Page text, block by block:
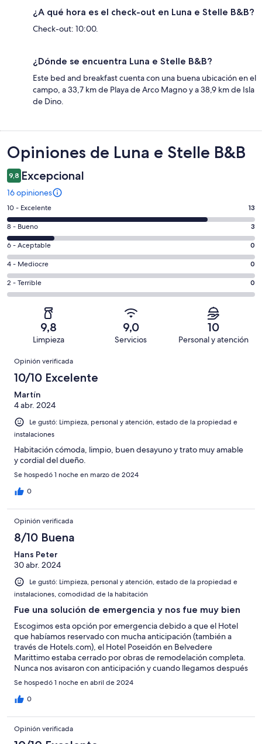
¿A qué hora es el check-out en Luna e Stelle B&B?
Check-out: 10:00.
¿Dónde se encuentra Luna e Stelle B&B?
Este bed and breakfast cuenta con una buena ubicación en el
campo, a 33,7 km de Playa de Arco Magno y a 38,9 km de Isla
de Dino.
Opiniones
Opiniones de Luna e Stelle B&B
9,8 Excepcional
16 opiniones
Evaluación:
10
-
Excelente.
13
de
16
opiniones
10 - Excelente 13
Evaluación:
8
-
Bueno.
3
de
opiniones
8 - Bueno 3
Evaluación:
6
-
Aceptable.
0
opiniones
6 - Aceptable 0
Evaluación:
4
-
4 - Mediocre 0
Evaluación:
2
2 - Terrible 0
9,8
Limpieza
9,0
Servicios
10
Personal y atención
Opiniones
Opinión verificada
10/10 Excelente
Martín
4 abr. 2024
Le gustó: Limpieza, personal y atención, estado de la propiedad e
instalaciones
Habitación cómoda, limpio, buen desayuno y trato muy amable
y cordial del dueño.
Se hospedó 1 noche en marzo de 2024
0
Opinión verificada
8/10 Buena
Hans Peter
30 abr. 2024
Le gustó: Limpieza, personal y atención, estado de la propiedad e
instalaciones, comodidad de la habitación
Fue una solución de emergencia y nos fue muy bien
Escogimos esta opción por emergencia debido a que el Hotel
que habíamos reservado con mucha anticipación (también a
través de Hotels.com), el Hotel Poseidón en Belvedere
Marittimo estaba cerrado por obras de remodelación completa.
Nunca nos avisaron con anticipación y cuando llegamos después
de un largo viaje en automóvil nos encontramos con la sorpresa.
Una vez seleccionamos nuestro nuevo hospedaje nos
demoramos en encontrar la dirección. Finalmente cuando
dudas Luna B&B nos sacó de un gran apuro y Nos sentimos a
gusto allá.
Se hospedó 1 noche en abril de 2024
0
Opinión verificada